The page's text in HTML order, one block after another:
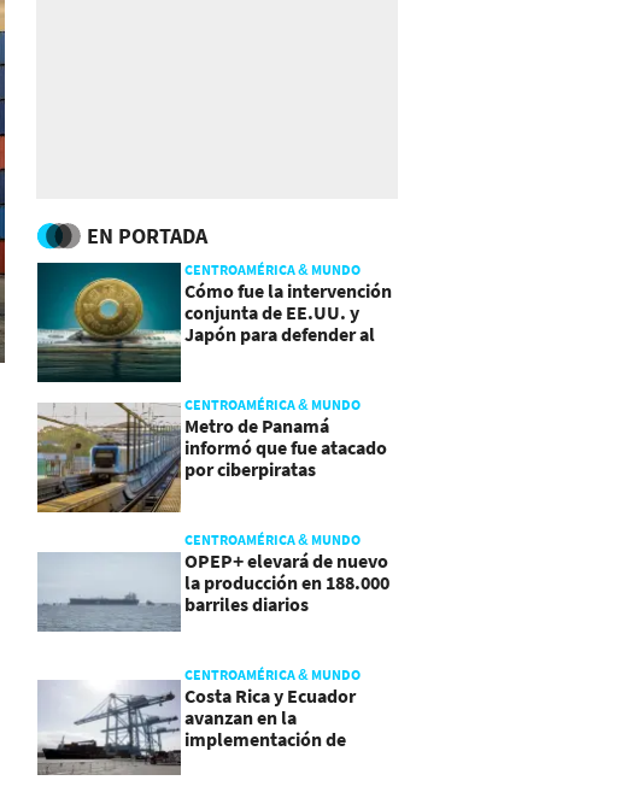
EN PORTADA
CENTROAMÉRICA & MUNDO
Cómo fue la intervención
conjunta de EE.UU. y
Japón para defender al
CENTROAMÉRICA & MUNDO
Metro de Panamá
informó que fue atacado
por ciberpiratas
CENTROAMÉRICA & MUNDO
OPEP+ elevará de nuevo
la producción en 188.000
barriles diarios
CENTROAMÉRICA & MUNDO
Costa Rica y Ecuador
avanzan en la
implementación de